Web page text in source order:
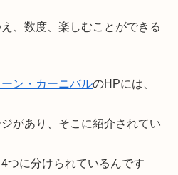
、数度、楽しむことができる
ン・カーニバルのHPには、
があり、そこに紹介されてい
つに分けられているんです